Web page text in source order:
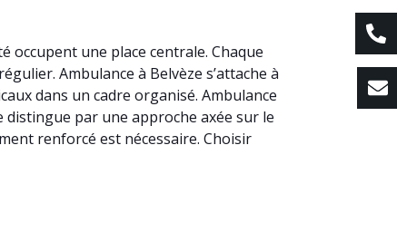
occupent une place centrale. Chaque
Ambulance à Belvèze s’attache à
dans un cadre organisé. Ambulance
par une approche axée sur le
renforcé est nécessaire. Choisir